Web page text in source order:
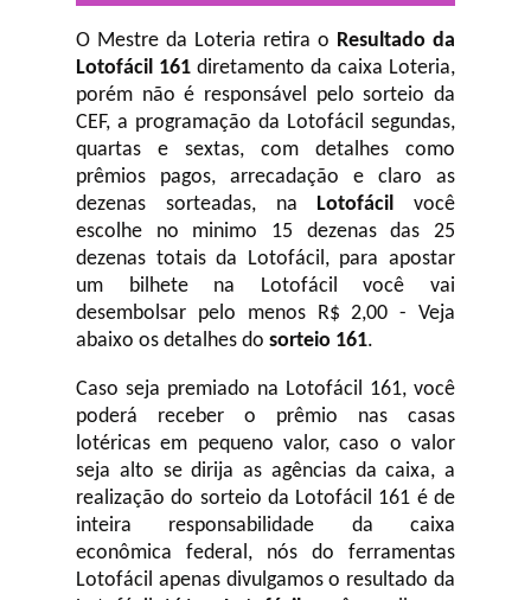
O Mestre da Loteria retira o Resultado da
Lotofácil 161 diretamento da caixa Loteria,
porém não é responsável pelo sorteio da
CEF, a programação da Lotofácil segundas,
quartas e sextas, com detalhes como
prêmios pagos, arrecadação e claro as
dezenas sorteadas, na Lotofácil você
escolhe no minimo 15 dezenas das 25
dezenas totais da Lotofácil, para apostar
um bilhete na Lotofácil você vai
desembolsar pelo menos R$ 2,00 - Veja
abaixo os detalhes do sorteio 161.
Caso seja premiado na Lotofácil 161, você
poderá receber o prêmio nas casas
lotéricas em pequeno valor, caso o valor
seja alto se dirija as agências da caixa, a
realização do sorteio da Lotofácil 161 é de
inteira responsabilidade da caixa
econômica federal, nós do ferramentas
Lotofácil apenas divulgamos o resultado da